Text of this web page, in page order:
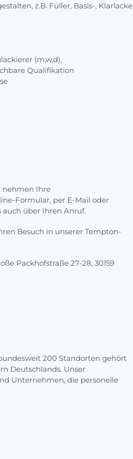
z.B. Füller, Basis-, Klarlacke
(m,w,d),
Qualifikation
nehmen Ihre
Formular, per E-Mail oder
über Ihren Anruf.
Besuch in unserer Tempton-
Packhofstraße 27-28, 30159
200 Standorten gehört
Deutschlands. Unser
Unternehmen, die personelle